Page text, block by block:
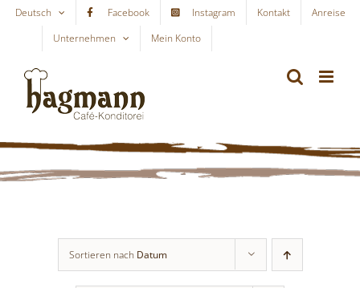
Skip
content
Deutsch Facebook Instagram Kontakt
Anreise
Unternehmen
Mein Konto
Sortieren nach Datum